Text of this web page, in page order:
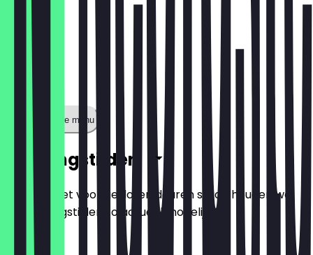
Toon volledige menu
Openingstijden
Zodat je niet voor gesloten deuren staat, houden we
de openingstijden zo actueel mogelijk.